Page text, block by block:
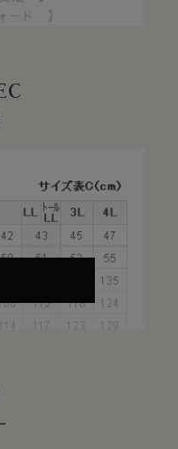
ード 】
態安定加工を施し
は繊維の長さが
ます。
地のスーピマ綿で
番手双糸の白無地
注生産いたしまし